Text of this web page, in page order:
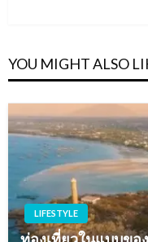
YOU MIGHT ALSO
LIFESTYLE